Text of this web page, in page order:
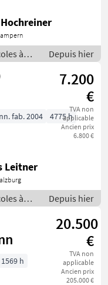
à
de
Depuis hier
7.200
€
TVA non
applicable
Ancien prix
6.800 €
fab. 2004 4775 h
Leitner
à
de
Depuis hier
20.500
€
TVA non
applicable
Ancien prix
205.000 €
1569 h